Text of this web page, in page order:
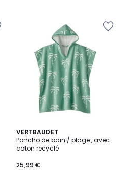
VERTBAUDET
Poncho de bain / plage , avec
coton recyclé
25,99 €
2
Couleurs